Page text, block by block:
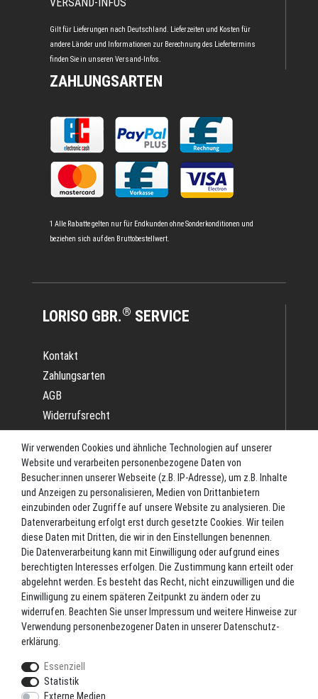
Gilt für Lieferungen nach Deutschland. Lieferzeiten und Kosten für
andere Länder und Informationen zur Berechnung des Liefertermins
finden Sie in unseren Versand-Infos
ZAHLUNGSARTEN
1 Alle Rabatte gelten nur für Endkunden ohne Sonderkonditionen und
beziehen sich auf den Bruttobestellwert.
LORISO GBR.® SERVICE
Kontakt
Zahlungsarten
AGB
Widerrufsrecht
Impressum
Datenschutz
Batterieverordnung
Versand
Blog
TOP-KATEGORIEN
Angel-Rollen
Angel-Zubehör
Bekleidung
Camping
Markenshop
Ruten
Wir verwenden Cookies und ähnliche Technologien auf unserer
Website und verarbeiten personenbezogene Daten von
Besucher:innen unserer Webseite (z.B. IP-Adresse), um z.B. Inhalte
und Anzeigen zu personalisieren, Medien von Drittanbietern
einzubinden oder Zugriffe auf unsere Website zu analysieren. Die
Datenverarbeitung erfolgt erst durch gesetzte Cookies. Wir teilen
diese Daten mit Dritten, die wir in den Einstellungen benennen.
Die Datenverarbeitung kann mit Einwilligung oder aufgrund eines
berechtigten Interesses erfolgen. Die Zustimmung kann erteilt oder
abgelehnt werden. Es besteht das Recht, nicht einzuwilligen und die
Einwilligung zu einem späteren Zeitpunkt zu ändern oder zu
widerrufen. Beachten Sie unser Impressum und weitere Hinweise zur
Verwendung personenbezogener Daten in unserer Daten­schutz­
erklärung
Essenziell
Statistik
Externe Medien